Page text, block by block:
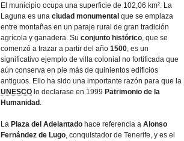
El municipio ocupa una superficie de 102,06 km². La
Laguna es una ciudad monumental que se emplaza
entre montañas en un paraje rural de gran tradición
agrí­cola y ganadera. Su conjunto histórico, que se
comenzó a trazar a partir del año 1500, es un
significativo ejemplo de villa colonial no fortificada que
aún conserva en pie más de quinientos edificios
antiguos. Ello ha sido una importante razón para que la
UNESCO lo declarase en 1999 Patrimonio de la
Humanidad .
La Plaza del Adelantado hace referencia a Alonso
Fernández de Lugo, conquistador de Tenerife, y es el